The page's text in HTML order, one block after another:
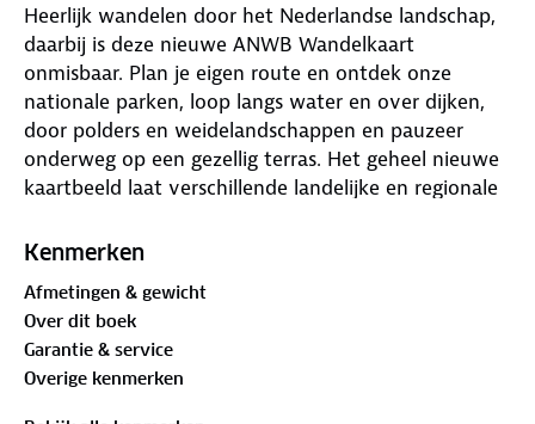
Heerlijk wandelen door het Nederlandse landschap,
daarbij is deze nieuwe ANWB Wandelkaart
onmisbaar. Plan je eigen route en ontdek onze
nationale parken, loop langs water en over dijken,
door polders en weidelandschappen en pauzeer
onderweg op een gezellig terras. Het geheel nieuwe
kaartbeeld laat verschillende landelijke en regionale
Wandelpaden), streekpaden en knooppunten. De
horeca, musea en toeristische informatie. In totaal
zijn er 40 wandelregiokaarten verkrijgbaar.
Kenmerken
Afmetingen & gewicht
Over dit boek
Garantie & service
Overige kenmerken